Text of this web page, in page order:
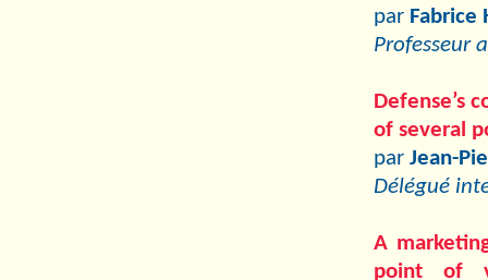
par Fabrice
Professeur
Defense’s
of several
par Jean-
Délégué
A
point of